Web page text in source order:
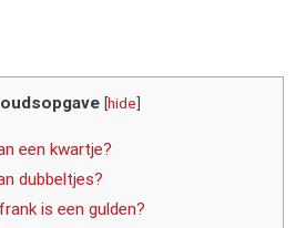
[hide]
een kwartje?
dubbeltjes?
is een gulden?